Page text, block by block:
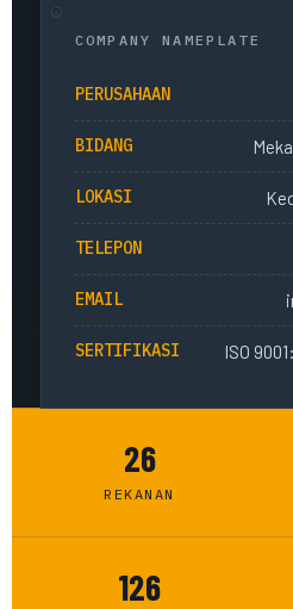
COMPANY NAMEPLATE
PERUSAHAAN
BIDANG
LOKASI
TELEPON
EMAIL
SERTIFIKASI ISO
26
REKANAN
126